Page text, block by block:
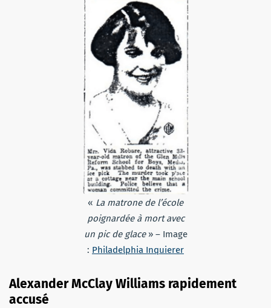
« La matrone de l’école
poignardée à mort avec
un pic de glace» – Image
: Philadelphia Inquierer
Alexander McClay Williams rapidement
accusé